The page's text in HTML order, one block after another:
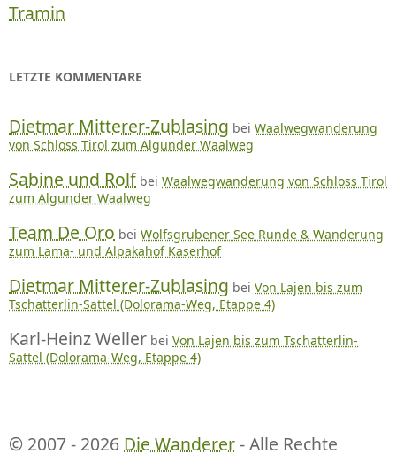
Tramin
LETZTE KOMMENTARE
Dietmar Mitterer-Zublasing bei Waalwegwanderung
von Schloss Tirol zum Algunder Waalweg
Sabine und Rolf bei Waalwegwanderung von Schloss Tirol
zum Algunder Waalweg
Team De Oro bei Wolfsgrubener See Runde & Wanderung
zum Lama- und Alpakahof Kaserhof
Dietmar Mitterer-Zublasing bei Von Lajen bis zum
Tschatterlin-Sattel (Dolorama-Weg, Etappe 4)
Karl-Heinz Weller bei Von Lajen bis zum Tschatterlin-
Sattel (Dolorama-Weg, Etappe 4)
© 2007 - 2026 Die Wanderer- Alle Rechte